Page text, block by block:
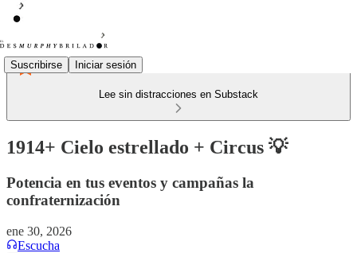
Suscribirse Iniciar sesión
Lee sin distracciones en Substack
1914+ Cielo estrellado + Circus 💡
Potencia en tus eventos y campañas la
confraternización
ene 30, 2026
Escucha